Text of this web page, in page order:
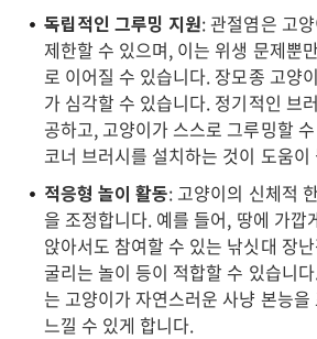
독립적인 그루밍 지원: 관절염은 고
제한할 수 있으며, 이는 위생 문제뿐
로 이어질 수 있습니다. 장모종 고양
가 심각할 수 있습니다. 정기적인 브
공하고, 고양이가 스스로 그루밍할
코너 브러시를 설치하는 것이 도움
적응형 놀이 활동: 고양이의 신체적
을 조정합니다. 예를 들어, 땅에 가깝
앉아서도 참여할 수 있는 낚싯대 장
굴리는 놀이 등이 적합할 수 있습니
는 고양이가 자연스러운 사냥 본능
느낄 수 있게 합니다.